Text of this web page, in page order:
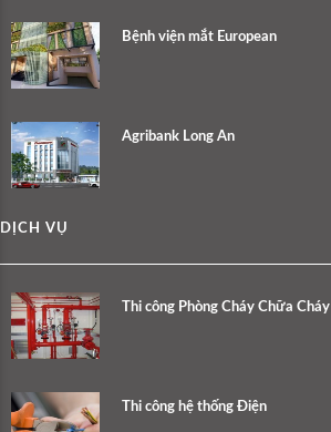
Bệnh viện mắt European
Agribank Long An
DỊCH VỤ
Thi công Phòng Cháy Chữa Cháy
Thi công hệ thống Điện